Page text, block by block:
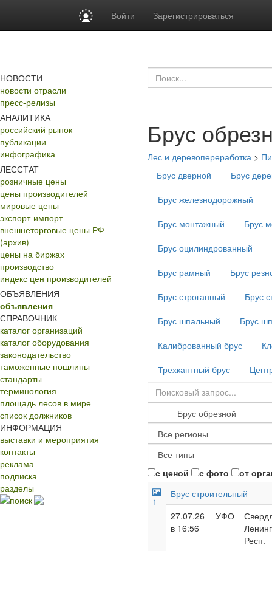
Войти Зарегистрироваться
НОВОСТИ
новости отрасли
пресс-релизы
АНАЛИТИКА
российский рынок
публикации
инфографика
ЛЕССТАТ
розничные цены
цены производителей
мировые цены
экспорт-импорт
внешнеторговые цены РФ
(архив)
цены на биржах
производство
индекс цен производителей
ОБЪЯВЛЕНИЯ
объявления
СПРАВОЧНИК
каталог организаций
каталог оборудования
законодательство
таможенные пошлины
стандарты
терминология
площадь лесов в мире
список должников
ИНФОРМАЦИЯ
выставки и мероприятия
контакты
реклама
подписка
разделы
поиск
Брус
Лес и деревопереработка >
Брус дверной
Брус
Брус железнодорожный
Брус монтажный
Брус
Брус оцилиндрованный
Брус рамный
Брус
Брус строганный
Брус
Брус шпальный
Брус
Калиброванный брус
Трехкантный брус
с ценой с фото от
1
Брус строительный
27.07.26
в 16:56
УФО
Респ.